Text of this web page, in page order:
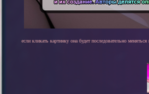
если кликать картинку она будет последовательно